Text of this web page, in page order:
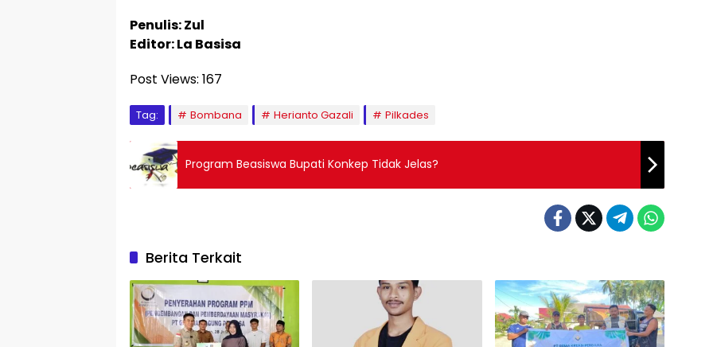
Penulis: Zul
Editor: La Basisa
Post Views: 167
Tag: Bombana Herianto Gazali Pilkades
Program Beasiswa Bupati Konkep Tidak Jelas?
Berita Terkait